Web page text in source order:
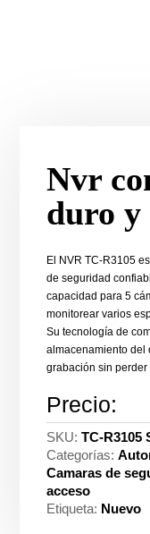
Nvr
duro y
El NVR TC-R3105
de seguridad
capacidad para 5
monitorear varios
Su tecnología de
almacenamiento del
grabación sin
Precio:
SKU:TC-R3105
Categorías:
Camaras de
acceso
Etiqueta: Nuevo